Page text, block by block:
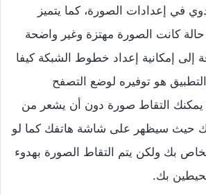
في إعدادات الصورة، كما يتميز
حالة كانت الصورة مهتزة وغير واضحة
إلى إمكانية إعداد خطوط الشبكة كيفا
هو توفيره لوضع التصفح
يمكنك التقاط صورة دون أن يشعر من
حيث سيظهر على شاشة هاتفك كما لو
بك ولكن يتم التقاط الصورة بهدوء
بك.